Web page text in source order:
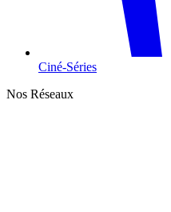
Ciné-Séries
Nos Réseaux